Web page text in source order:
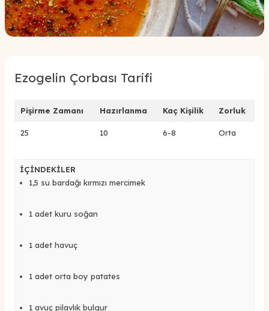
Ezogelin Çorbası Tarifi
Pişirme Zamanı Hazırlanma Kaç Kişilik Zorluk
25 10 6-8 Orta
İÇİNDEKİLER
1,5 su bardağı kırmızı mercimek
1 adet kuru soğan
1 adet havuç
1 adet orta boy patates
1 avuç pilavlık bulgur